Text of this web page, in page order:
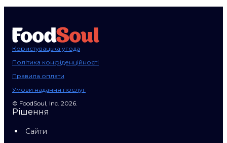
Користувацька угода
Політика конфіденційності
Правила оплати
Умови надання послуг
© FoodSoul, Inc. 2026.
Рішення
Сайти